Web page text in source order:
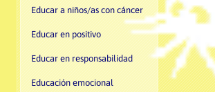
Educar a niños/as con cáncer
Educar en positivo
Educar en responsabilidad
Educación emocional